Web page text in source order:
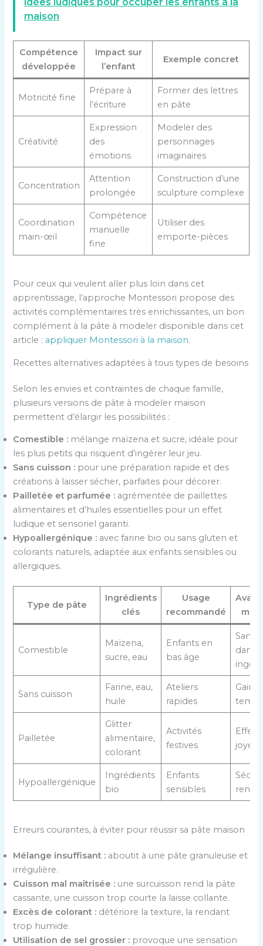
maison
Compétence
développée
Impact sur
l’enfant
Exemple concret
Motricité fine
Prépare à
l’écriture
Former des lettres
en pâte
Créativité
Expression
des
émotions
Modeler des
personnages
imaginaires
Concentration
Attention
prolongée
Construction d’une
sculpture complexe
Coordination
main-œil
Compétence
manuelle
fine
Utiliser des
emporte-pièces
Pour ceux qui veulent aller plus loin dans cet
apprentissage, l’approche Montessori propose des
activités complémentaires très enrichissantes, un bon
complément à la pâte à modeler disponible dans cet
article : appliquer Montessori à la maison.
Recettes alternatives adaptées à tous types de besoins
Selon les envies et contraintes de chaque famille,
plusieurs versions de pâte à modeler maison
permettent d’élargir les possibilités :
Comestible : mélange maïzena et sucre, idéale pour
les plus petits qui risquent d’ingérer leur jeu.
Sans cuisson : pour une préparation rapide et des
créations à laisser sécher, parfaites pour décorer.
Pailletée et parfumée : agrémentée de paillettes
alimentaires et d’huiles essentielles pour un effet
ludique et sensoriel garanti.
Hypoallergénique : avec farine bio ou sans gluten et
colorants naturels, adaptée aux enfants sensibles ou
allergiques.
Type de pâte
Ingrédients
clés
Usage
recommandé
Comestible
Maïzena,
sucre, eau
Enfants en
bas âge
Sans
Sans cuisson
Farine, eau,
huile
Ateliers
rapides
Gain
Pailletée
Glitter
alimentaire,
colorant
Activités
festives
Effet
joyeux
Hypoallergénique
Ingrédients
bio
Enfants
sensibles
Erreurs courantes, à éviter pour réussir sa pâte maison
Mélange insuffisant : aboutit à une pâte granuleuse et
irrégulière.
Cuisson mal maîtrisée : une surcuisson rend la pâte
cassante, une cuisson trop courte la laisse collante.
Excès de colorant : détériore la texture, la rendant
trop humide.
Utilisation de sel grossier : provoque une sensation